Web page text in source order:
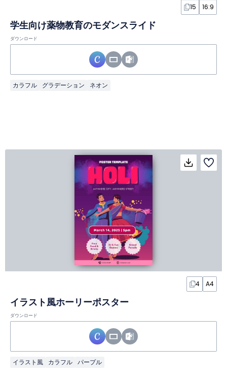
15 16:9
学生向け薬物教育のモダンスライド
ダウンロード
カラフル グラデーション ネオン
4 A4
イラスト風ホーリーポスター
ダウンロード
イラスト風 カラフル パープル